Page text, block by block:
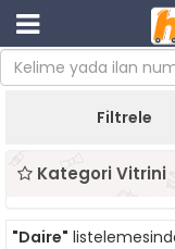
Filtrele
Kategori Vitrini
"Daire"